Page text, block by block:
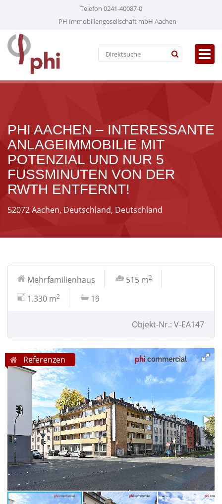
Telefon 0241-40087-0
PH Immobiliengesellschaft mbH Aachen
PHI AACHEN – INTERESSANTE
ANLAGEIMMOBILIE MIT
POTENZIAL UND NUR 5
FUSSMINUTEN VON DER
RWTH ENTFERNT!
52072 Aachen, Deutschland, Deutschland
Mehrfamilienhaus 515 m2
1.330 m2 19
Objekt-Nr.: V-EA147
Referenzen